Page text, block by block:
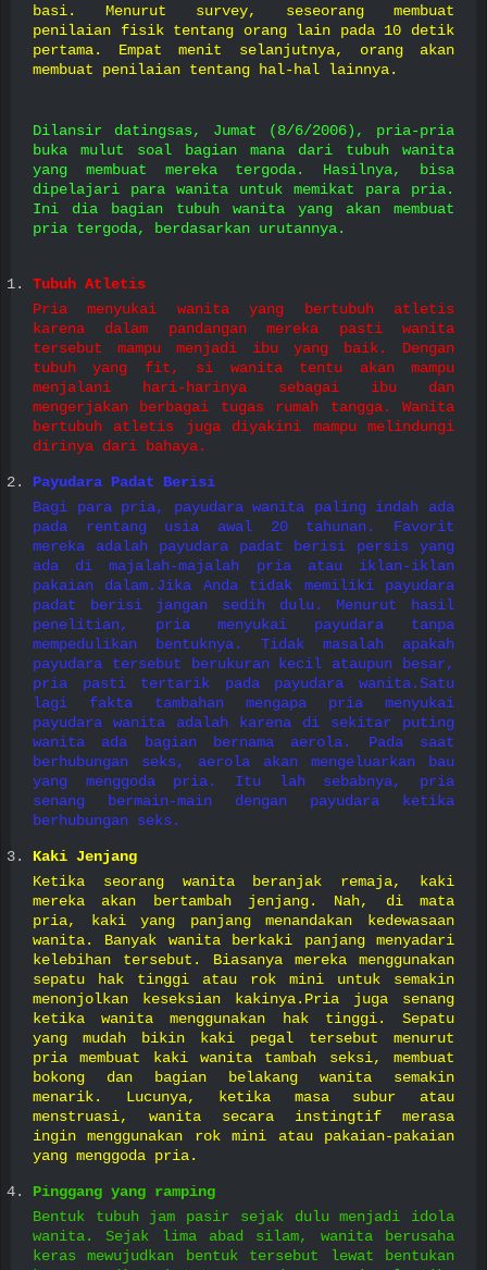
basi. Menurut survey, seseorang membuat
penilaian fisik tentang orang lain pada 10 detik
pertama. Empat menit selanjutnya, orang akan
membuat penilaian tentang hal-hal lainnya.
Dilansir datingsas, Jumat (8/6/2006), pria-pria
buka mulut soal bagian mana dari tubuh wanita
yang membuat mereka tergoda. Hasilnya, bisa
dipelajari para wanita untuk memikat para pria.
Ini dia bagian tubuh wanita yang akan membuat
pria tergoda, berdasarkan urutannya.
Tubuh Atletis
Pria menyukai wanita yang bertubuh atletis
karena dalam pandangan mereka pasti wanita
tersebut mampu menjadi ibu yang baik. Dengan
tubuh yang fit, si wanita tentu akan mampu
menjalani hari-harinya sebagai ibu dan
mengerjakan berbagai tugas rumah tangga. Wanita
bertubuh atletis juga diyakini mampu melindungi
dirinya dari bahaya.
Payudara Padat Berisi
Bagi para pria, payudara wanita paling indah ada
pada rentang usia awal 20 tahunan. Favorit
mereka adalah payudara padat berisi persis yang
ada di majalah-majalah pria atau iklan-iklan
pakaian dalam.Jika Anda tidak memiliki payudara
padat berisi jangan sedih dulu. Menurut hasil
penelitian, pria menyukai payudara tanpa
mempedulikan bentuknya. Tidak masalah apakah
payudara tersebut berukuran kecil ataupun besar,
pria pasti tertarik pada payudara wanita.Satu
lagi fakta tambahan mengapa pria menyukai
payudara wanita adalah karena di sekitar puting
wanita ada bagian bernama aerola. Pada saat
berhubungan seks, aerola akan mengeluarkan bau
yang menggoda pria. Itu lah sebabnya, pria
senang bermain-main dengan payudara ketika
berhubungan seks.
Kaki Jenjang
Ketika seorang wanita beranjak remaja, kaki
mereka akan bertambah jenjang. Nah, di mata
pria, kaki yang panjang menandakan kedewasaan
wanita. Banyak wanita berkaki panjang menyadari
kelebihan tersebut. Biasanya mereka menggunakan
sepatu hak tinggi atau rok mini untuk semakin
menonjolkan keseksian kakinya.Pria juga senang
ketika wanita menggunakan hak tinggi. Sepatu
yang mudah bikin kaki pegal tersebut menurut
pria membuat kaki wanita tambah seksi, membuat
bokong dan bagian belakang wanita semakin
menarik. Lucunya, ketika masa subur atau
menstruasi, wanita secara instingtif merasa
ingin menggunakan rok mini atau pakaian-pakaian
yang menggoda pria.
Pinggang yang ramping
Bentuk tubuh jam pasir sejak dulu menjadi idola
wanita. Sejak lima abad silam, wanita berusaha
keras mewujudkan bentuk tersebut lewat bentukan